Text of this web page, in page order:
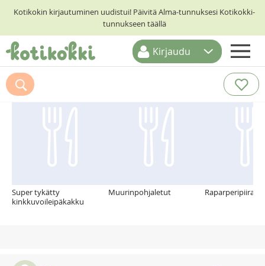
Kotikokin kirjautuminen uudistui! Päivitä Alma-tunnuksesi Kotikokki-
tunnukseen täällä
ETUSIVU
RESEPTIHAKU
Kirjaudu
Suosittelemme myös
Super tykätty
kinkkuvoileipäkakku
Muurinpohjaletut